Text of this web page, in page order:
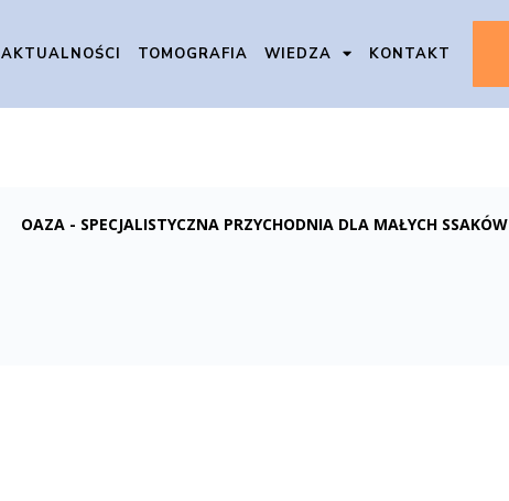
AKTUALNOŚCI TOMOGRAFIA WIEDZA KONTAKT
OAZA - SPECJALISTYCZNA PRZYCHODNIA DLA MAŁYCH SSAKÓW